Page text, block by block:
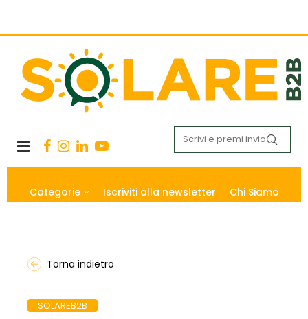
Categorie Iscriviti alla newsletter Chi Siamo
Torna indietro
SOLAREB2B